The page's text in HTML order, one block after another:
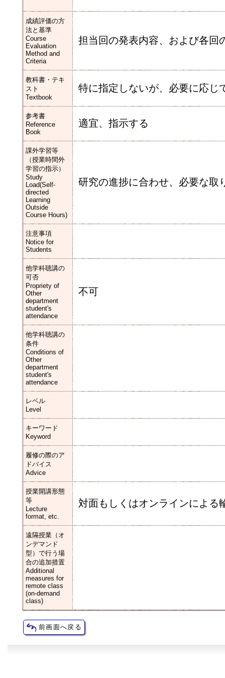
成績評価の方
法と基準
Course
Evaluation
Method and
Criteria
担当回の発表内容、および各回
教科書・テキ
スト
Textbook
特に指定しないが、必要に応じ
参考書
Reference
Book
適宜、指示する
課外学習等
（授業時間外
学習の指示）
Study
Load(Self-
directed
Learning
Outside
Course Hours)
研究の進捗に合わせ、必要な取
注意事項
Notice for
Students
他学科聴講の
可否
Propriety of
Other
department
student's
attendance
不可
他学科聴講の
条件
Conditions of
Other
department
student's
attendance
レベル
Level
キーワード
Keyword
履修の際のア
ドバイス
Advice
授業開講形態
等
Lecture
format, etc.
対面もしくはオンラインによる
遠隔授業（オ
ンデマンド
型）で行う場
合の追加措置
Additional
measures for
remote class
(on-demand
class)